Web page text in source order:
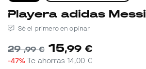
Playera adidas Messi
Sé el primero en opinar
29,99 € 15,99 €
-47% Te ahorras14,00 €